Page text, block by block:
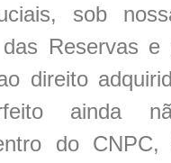
sob
Reservas e
direito
ainda
do